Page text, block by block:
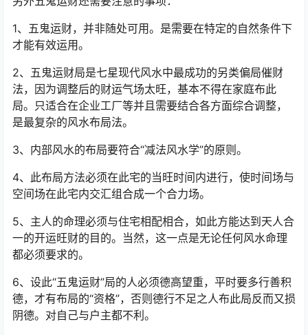
1、五鬼运财，并非随处可用。是需要在特定的自然条件下
才能有效运用。
2、五鬼运财局是七星现代风水中最成功的另类偏局催财
法，因为调整后的财运气场太旺，基本不得在家庭布此
局。只适合在企业工厂等并且需要结合各方面综合调整，
是最复杂的风水布局法。
3、内部风水的布局要符合“减法风水学”的原则。
4、此布局方法必须在此宅的当旺时间内进行，使时间场与
空间场在此宅内交汇组合成一个合力场。
5、主人的命理必须与住宅相配相合，如此方能达到天人合
一的开运旺财的目的。当然，这一点是无论任何风水命理
都必须要求的。
6、设此“五鬼运财”局的人必须德高望重，平时要多行善积
德，才有布局的“资格”，否则德行不足之人布此局反而又损
阴德。对自己与户主都不利。